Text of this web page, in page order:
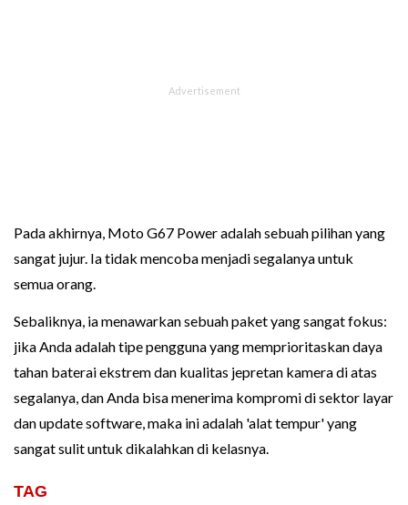
Pada akhirnya, Moto G67 Power adalah sebuah pilihan yang
sangat jujur. Ia tidak mencoba menjadi segalanya untuk
semua orang.
Sebaliknya, ia menawarkan sebuah paket yang sangat fokus:
jika Anda adalah tipe pengguna yang memprioritaskan daya
tahan baterai ekstrem dan kualitas jepretan kamera di atas
segalanya, dan Anda bisa menerima kompromi di sektor layar
dan update software, maka ini adalah 'alat tempur' yang
sangat sulit untuk dikalahkan di kelasnya.
TAG